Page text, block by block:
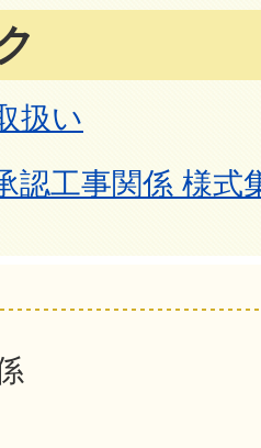
扱い
認工事関係 様式